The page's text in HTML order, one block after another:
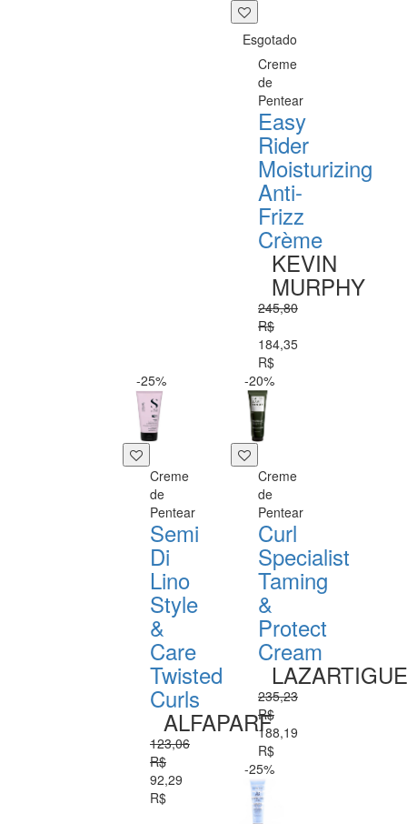
Esgotado
Creme
de
Pentear
Easy
Rider
Moisturizing
Anti-
Frizz
Crème
KEVIN
MURPHY
245,80
R$
184,35
R$
-25%
Creme
de
Pentear
Semi
Di
Lino
Style
&
Care
Twisted
Curls
ALFAPARF
123,06
R$
92,29
R$
-20%
Creme
de
Pentear
Curl
Specialist
Taming
&
Protect
Cream
LAZARTIGUE
235,23
R$
188,19
R$
-25%